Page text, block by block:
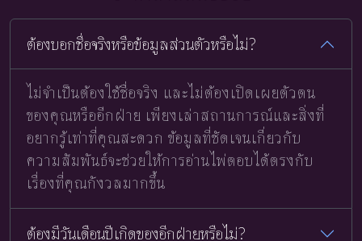
ต้องบอกชื่อจริงหรือข้อมูลส่วนตัวหรือไม่?
ไม่จำเป็นต้องใช้ชื่อจริง และไม่ต้องเปิดเผยตัวตน
ของคุณหรืออีกฝ่าย เพียงเล่าสถานการณ์และสิ่งที่
อยากรู้เท่าที่คุณสะดวก ข้อมูลที่ชัดเจนเกี่ยวกับ
ความสัมพันธ์จะช่วยให้การอ่านไพ่ตอบได้ตรงกับ
เรื่องที่คุณกังวลมากขึ้น
ต้องมีวันเดือนปีเกิดของอีกฝ่ายหรือไม่?